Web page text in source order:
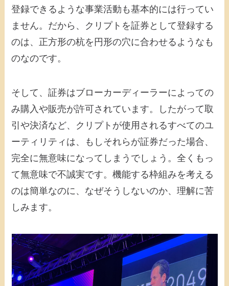
登録できるような事業活動も基本的には行ってい
ません。だから、クリプトを証券として登録する
のは、正方形の杭を円形の穴に合わせるようなも
のなのです。
そして、証券はブローカーディーラーによっての
み購入や販売が許可されています。したがって取
引や決済など、クリプトが使用されるすべてのユ
ーティリティは、もしそれらが証券だった場合、
完全に無意味になってしまうでしょう。全くもっ
て無意味で不誠実です。機能する枠組みを考える
のは簡単なのに、なぜそうしないのか、理解に苦
しみます。